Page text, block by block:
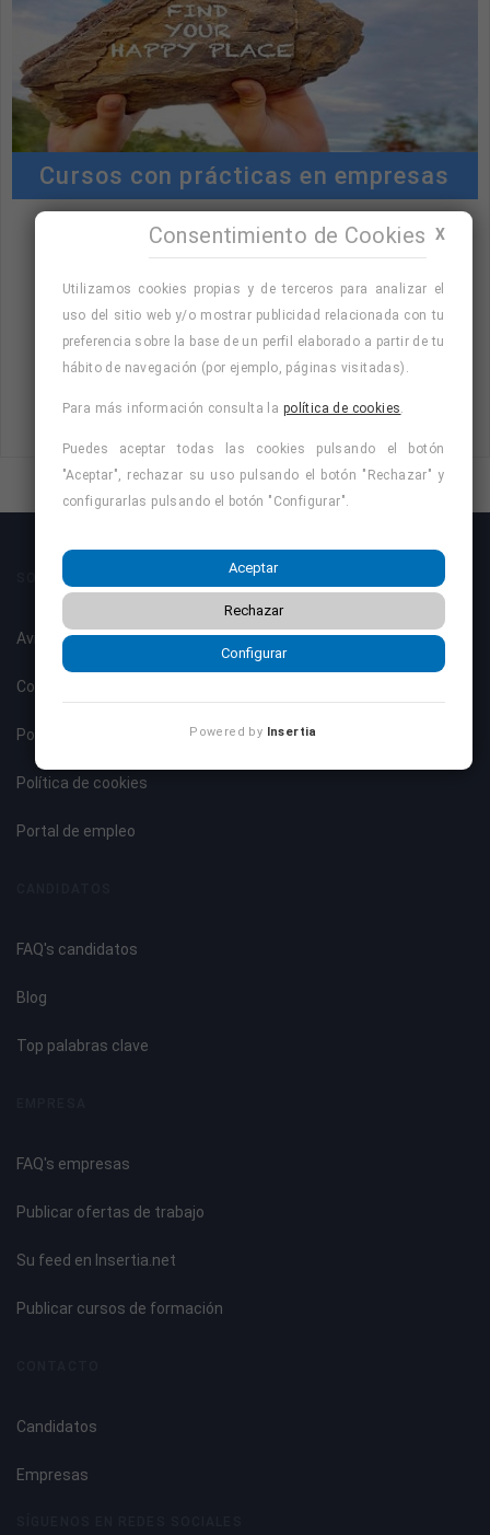
Cursos con prácticas en empresas
"Cursos con prácticas en empresas:
consulta la oferta formativa disponible.
¡Precios con descuento!"
Consulta nuestro listado de cursos
SOBRE NOSOTROS
Aviso legal
Condiciones de uso
Política de privacidad
Política de cookies
Portal de empleo
FAQ's candidatos
Blog
Top palabras clave
FAQ's empresas
Publicar ofertas de trabajo
Su feed en Insertia.net
Publicar cursos de formación
Candidatos
Empresas
X
Consentimiento de Cookies
Utilizamos cookies propias y de terceros para analizar el
uso del sitio web y/o mostrar publicidad relacionada con tu
preferencia sobre la base de un perfil elaborado a partir de tu
hábito de navegación (por ejemplo, páginas visitadas).
Para más información consulta la política de cookies.
Puedes aceptar todas las cookies pulsando el botón
"Aceptar", rechazar su uso pulsando el botón "Rechazar" y
configurarlas pulsando el botón "Configurar".
Aceptar
Rechazar
Configurar
Powered by Insertia